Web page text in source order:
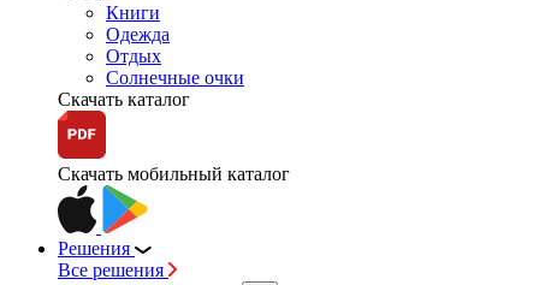
Книги
Одежда
Отдых
Солнечные очки
Скачать каталог
Скачать мобильный каталог
Решения
Все решения